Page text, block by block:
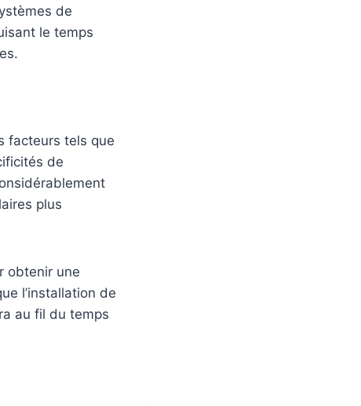
de
le temps
facteurs tels que
de
plus
obtenir une
l’installation de
au fil du temps